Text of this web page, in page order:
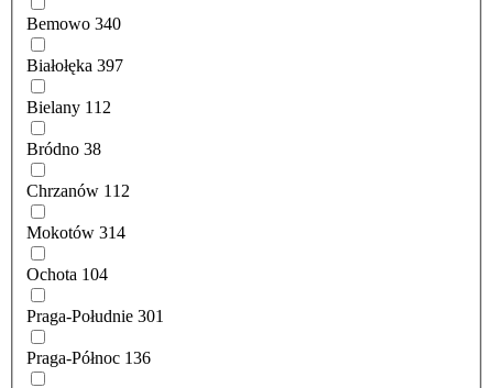
Bemowo 340
Białołęka 397
Bielany 112
Bródno 38
Chrzanów 112
Mokotów 314
Ochota 104
Praga-Południe 301
Praga-Północ 136